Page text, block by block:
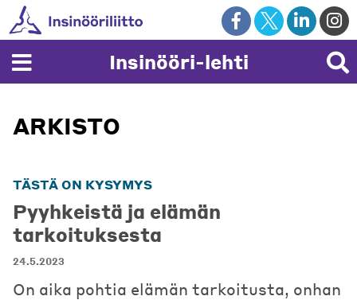
Skip
to
content
Insinööri-lehti
ARKISTO
TÄSTÄ ON KYSYMYS
Pyyhkeistä ja elämän
tarkoituksesta
24.5.2023
On aika pohtia elämän tarkoitusta, onhan